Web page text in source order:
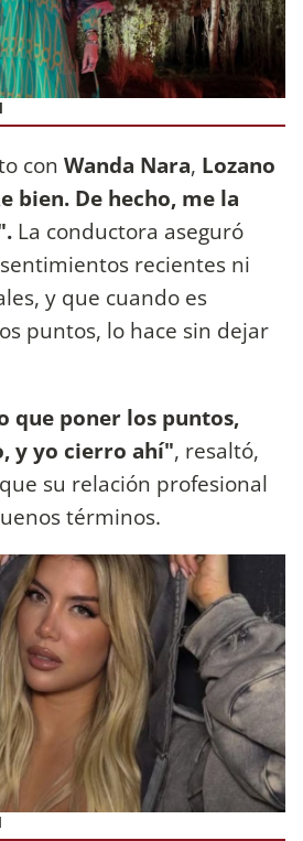
con Wanda Nara, Lozano
bien. De hecho, me la
La conductora aseguró
recientes ni
y que cuando es
puntos, lo hace sin dejar
que poner los puntos,
y yo cierro ahí", resaltó,
su relación profesional
términos.